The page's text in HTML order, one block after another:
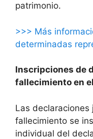
patrimonio.
>>> Más
determinadas
Inscripciones de
fallecimiento en
Las
fallecimiento se
individual del